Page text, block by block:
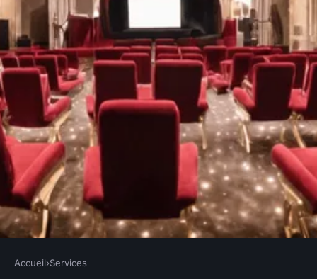
Accueil›Services